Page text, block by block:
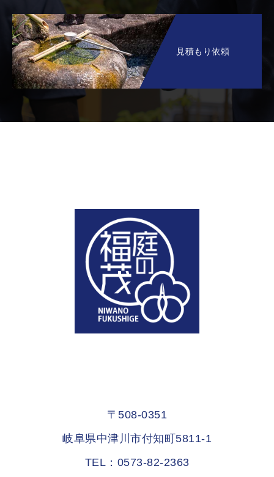
見積もり依頼
〒508-0351
岐阜県中津川市付知町5811-1
TEL：0573-82-2363